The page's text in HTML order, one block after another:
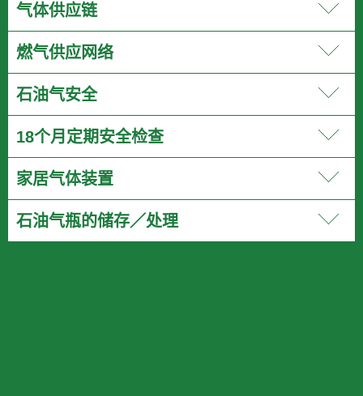
气体供应链
燃气供应网络
石油气安全
18个月定期安全检查
家居气体装置
石油气瓶的储存／处理